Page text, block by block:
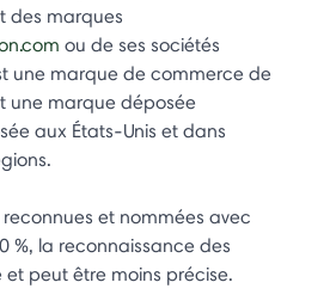
des marques
ou de ses sociétés
une marque de commerce de
une marque déposée
aux États-Unis et dans
reconnues et nommées avec
%, la reconnaissance des
peut être moins précise.